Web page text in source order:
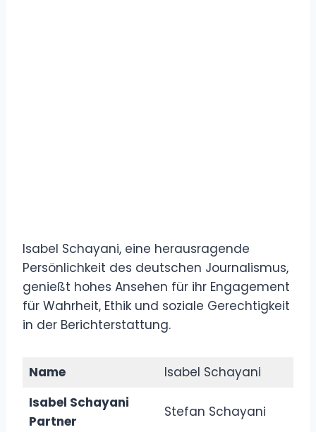
Isabel Schayani, eine herausragende
Persönlichkeit des deutschen Journalismus,
genießt hohes Ansehen für ihr Engagement
für Wahrheit, Ethik und soziale Gerechtigkeit
in der Berichterstattung.
Name
Isabel Schayani
Isabel Schayani
Partner
Stefan Schayani